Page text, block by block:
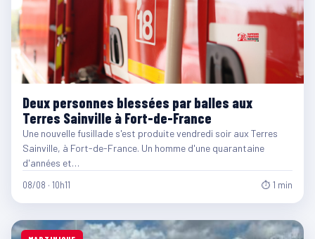
Deux personnes blessées par balles aux
Terres Sainville à Fort-de-France
Une nouvelle fusillade s'est produite vendredi soir aux Terres
Sainville, à Fort-de-France. Un homme d'une quarantaine
d'années et…
08/08 · 10h11 ⏱ 1 min